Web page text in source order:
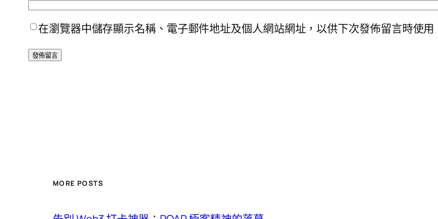
在瀏覽器中儲存顯示名稱、電子郵件地址及個人網站網址，以供下次發佈留言時使用
MORE POSTS